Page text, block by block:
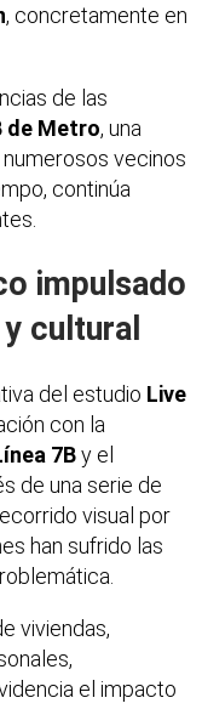
, concretamente en
de las
de Metro, una
vecinos
continúa
impulsado
cultural
del estudio Live
con la
7By el
de una serie de
visual por
han sufrido las
viviendas,
el impacto